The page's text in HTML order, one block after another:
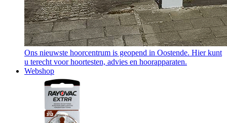
Ons nieuwste hoorcentrum is geopend in Oostende. Hier kunt
u terecht voor hoortesten, advies en hoorapparaten.
Webshop